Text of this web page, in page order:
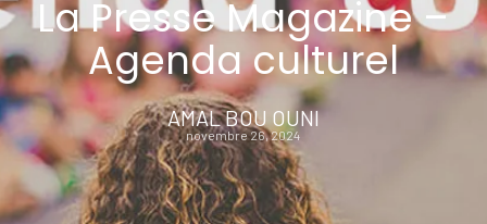
La Presse Magazine –
Agenda culturel
AMAL BOU OUNI
novembre 26, 2024